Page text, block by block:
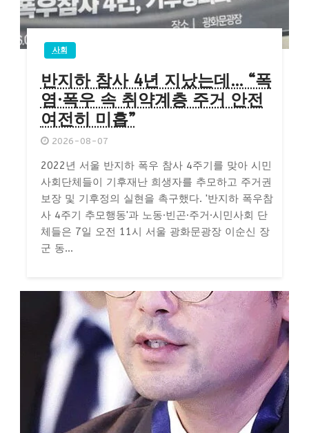
사회
반지하 참사 4년 지났는데… “폭
염·폭우 속 취약계층 주거 안전
여전히 미흡”
2026-08-07
2022년 서울 반지하 폭우 참사 4주기를 맞아 시민
사회단체들이 기후재난 희생자를 추모하고 주거권
보장 및 기후정의 실현을 촉구했다. '반지하 폭우참
사 4주기 추모행동'과 노동·빈곤·주거·시민사회 단
체들은 7일 오전 11시 서울 광화문광장 이순신 장
군 동...